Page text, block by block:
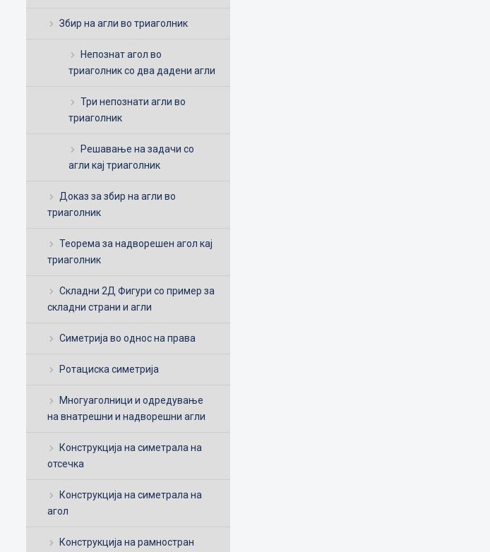
Збир на агли во триаголник
Непознат агол во
триаголник со два дадени агли
Три непознати агли во
триаголник
Решавање на задачи со
агли кај триаголник
Доказ за збир на агли во
триаголник
Теорема за надворешен агол кај
триаголник
Складни 2Д Фигури со пример за
складни страни и агли
Симетрија во однос на права
Ротациска симетрија
Многуаголници и одредување
на внатрешни и надворешни агли
Конструкција на симетрала на
отсечка
Конструкција на симетрала на
агол
Конструкција на рамностран